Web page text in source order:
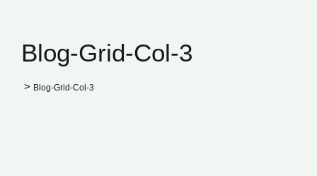
Blog-Grid-Col-3
> Blog-Grid-Col-3